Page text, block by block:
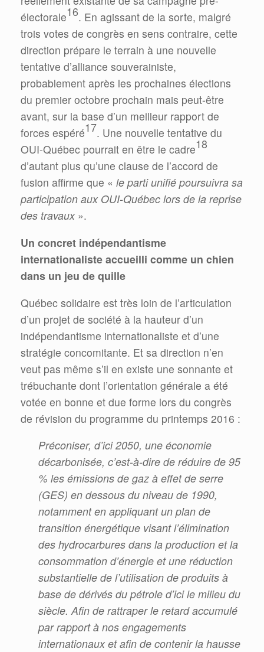
électorale16. En agissant de la sorte, malgré
trois votes de congrès en sens contraire, cette
direction prépare le terrain à une nouvelle
tentative d’alliance souverainiste,
probablement après les prochaines élections
du premier octobre prochain mais peut-être
avant, sur la base d’un meilleur rapport de
forces espéré17. Une nouvelle tentative du
OUI-Québec pourrait en être le cadre18
d’autant plus qu’une clause de l’accord de
fusion affirme que « le parti unifié poursuivra sa
participation aux OUI-Québec lors de la reprise
des travaux ».
Un concret indépendantisme
internationaliste accueilli comme un chien
dans un jeu de quille
Québec solidaire est très loin de l’articulation
d’un projet de société à la hauteur d’un
indépendantisme internationaliste et d’une
stratégie concomitante. Et sa direction n’en
veut pas même s’il en existe une sonnante et
trébuchante dont l’orientation générale a été
votée en bonne et due forme lors du congrès
de révision du programme du printemps 2016 :
Préconiser, d’ici 2050, une économie
décarbonisée, c’est-à-dire de réduire de 95
% les émissions de gaz à effet de serre
(GES) en dessous du niveau de 1990,
notamment en appliquant un plan de
transition énergétique visant l’élimination
des hydrocarbures dans la production et la
consommation d’énergie et une réduction
substantielle de l’utilisation de produits à
base de dérivés du pétrole d’ici le milieu du
siècle. Afin de rattraper le retard accumulé
par rapport à nos engagements
internationaux et afin de contenir la hausse